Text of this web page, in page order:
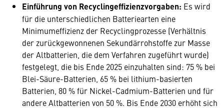
Einführung von Recyclingeffizienzvorgaben: Es wird
für die unterschiedlichen Batteriearten eine
Minimumeffizienz der Recyclingprozesse (Verhältnis
der zurückgewonnenen Sekundärrohstoffe zur Masse
der Altbatterien, die dem Verfahren zugeführt wurde)
festgelegt, die bis Ende 2025 einzuhalten sind: 75 % bei
Blei-Säure-Batterien, 65 % bei lithium-basierten
Batterien, 80 % für Nickel-Cadmium-Batterien und für
andere Altbatterien von 50 %. Bis Ende 2030 erhöht sich